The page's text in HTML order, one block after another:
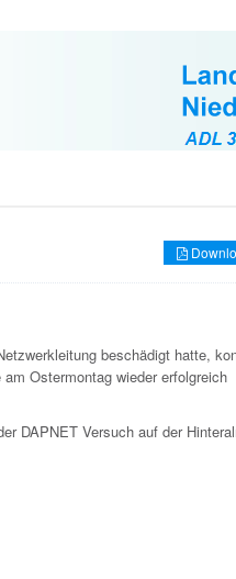
beschädigt hatte,
Ostermontag wieder erfolgreich
DAPNET Versuch auf der